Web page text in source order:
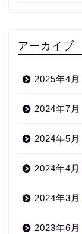
アーカイブ
2025年4月
2024年7月
2024年5月
2024年4月
2024年3月
2023年6月